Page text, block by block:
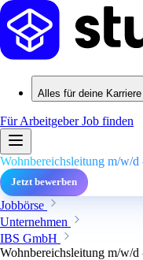
Alles für deine Karriere
Für ArbeitgeberJob finden
Wohnbereichsleitung m/w/d
Jetzt bewerben
Jobbörse
Unternehmen
IBS GmbH
Wohnbereichsleitung m/w/d